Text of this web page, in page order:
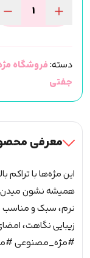
جفتی
(مژه
مصنوعی)
(کد
569)
دسته:فروشگاه
جفتی
معرفی
این مژه‌ها با تراکم
همیشه نشون
نرم، سبک و مناسب
زیبایی نگاهت،
#مژه_مصنوعی #مژه_96